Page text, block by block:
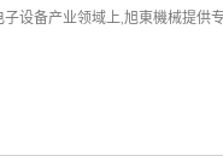
设备产业领域上,旭東機械提供